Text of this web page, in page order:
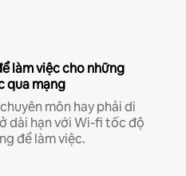
làm việc cho những
qua mạng
môn hay phải di
dài hạn với Wi-fi tốc độ
để làm việc.